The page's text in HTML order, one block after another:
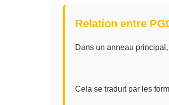
Relation entre
Dans un anneau
Cela se traduit par les